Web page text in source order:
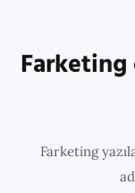
Farketing